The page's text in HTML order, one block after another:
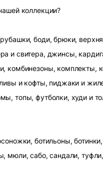
коллекции?
боди, брюки,
и свитера, джинсы,
комбинезоны, комплекты,
и кофты, пиджаки и
топы, футболки, худи и
ботильоны,
мюли, сабо, сандали,